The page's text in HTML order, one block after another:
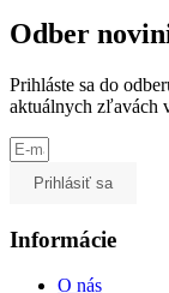
Odber
Prihláste sa do
aktuálnych zľavách
Prihlásiť sa
Informácie
O nás